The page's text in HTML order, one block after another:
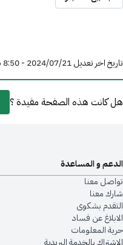
تاريخ اخر تعديل 21‏/07‏/2024 - 8:50 ص بتوقيت السعودية
هل كانت هذه الصفحة مفيدة ؟
الدعم و المساعدة
تواصل معنا
شارك معنا
التقدم بشكوى
الابلاغ عن فساد
حرية المعلومات
الاشتراك بالخدمة البريدية